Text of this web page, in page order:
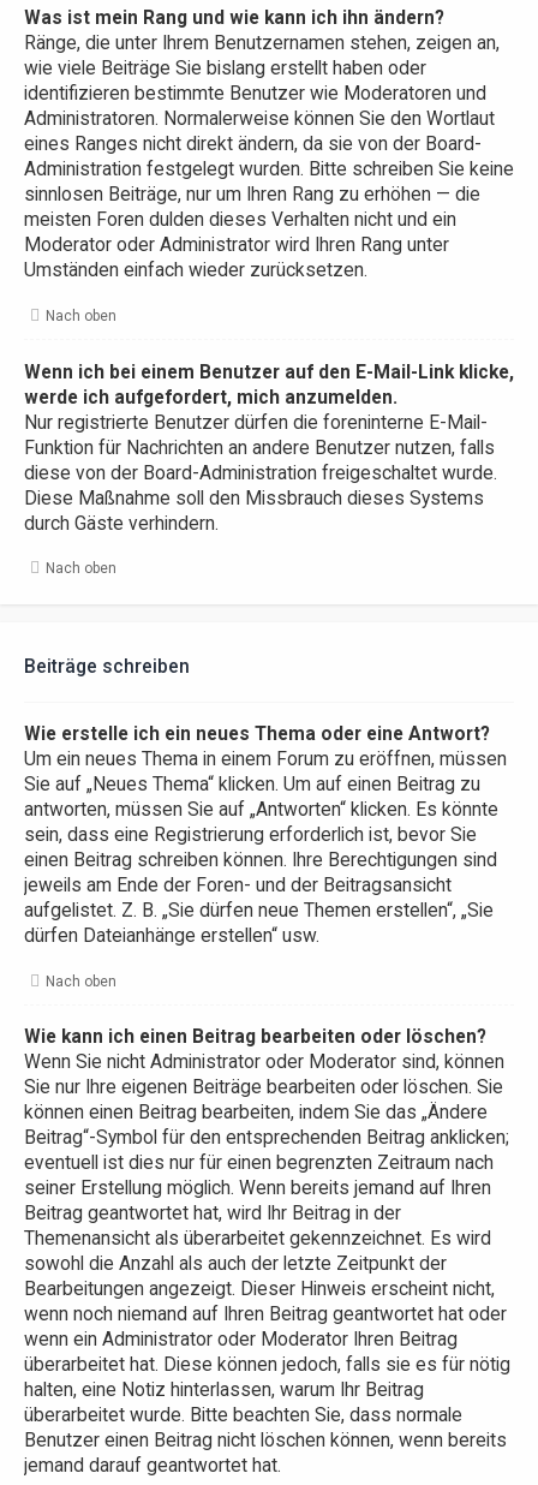
Was ist mein Rang und wie kann ich ihn ändern?
Ränge, die unter Ihrem Benutzernamen stehen, zeigen an,
wie viele Beiträge Sie bislang erstellt haben oder
identifizieren bestimmte Benutzer wie Moderatoren und
Administratoren. Normalerweise können Sie den Wortlaut
eines Ranges nicht direkt ändern, da sie von der Board-
Administration festgelegt wurden. Bitte schreiben Sie keine
sinnlosen Beiträge, nur um Ihren Rang zu erhöhen — die
meisten Foren dulden dieses Verhalten nicht und ein
Moderator oder Administrator wird Ihren Rang unter
Umständen einfach wieder zurücksetzen.
Nach oben
Wenn ich bei einem Benutzer auf den E-Mail-Link klicke,
werde ich aufgefordert, mich anzumelden.
Nur registrierte Benutzer dürfen die foreninterne E-Mail-
Funktion für Nachrichten an andere Benutzer nutzen, falls
diese von der Board-Administration freigeschaltet wurde.
Diese Maßnahme soll den Missbrauch dieses Systems
durch Gäste verhindern.
Nach oben
Beiträge schreiben
Wie erstelle ich ein neues Thema oder eine Antwort?
Um ein neues Thema in einem Forum zu eröffnen, müssen
Sie auf „Neues Thema“ klicken. Um auf einen Beitrag zu
antworten, müssen Sie auf „Antworten“ klicken. Es könnte
sein, dass eine Registrierung erforderlich ist, bevor Sie
einen Beitrag schreiben können. Ihre Berechtigungen sind
jeweils am Ende der Foren- und der Beitragsansicht
aufgelistet. Z. B. „Sie dürfen neue Themen erstellen“, „Sie
dürfen Dateianhänge erstellen“ usw.
Nach oben
Wie kann ich einen Beitrag bearbeiten oder löschen?
Wenn Sie nicht Administrator oder Moderator sind, können
Sie nur Ihre eigenen Beiträge bearbeiten oder löschen. Sie
können einen Beitrag bearbeiten, indem Sie das „Ändere
Beitrag“-Symbol für den entsprechenden Beitrag anklicken;
eventuell ist dies nur für einen begrenzten Zeitraum nach
seiner Erstellung möglich. Wenn bereits jemand auf Ihren
Beitrag geantwortet hat, wird Ihr Beitrag in der
Themenansicht als überarbeitet gekennzeichnet. Es wird
sowohl die Anzahl als auch der letzte Zeitpunkt der
Bearbeitungen angezeigt. Dieser Hinweis erscheint nicht,
wenn noch niemand auf Ihren Beitrag geantwortet hat oder
wenn ein Administrator oder Moderator Ihren Beitrag
überarbeitet hat. Diese können jedoch, falls sie es für nötig
halten, eine Notiz hinterlassen, warum Ihr Beitrag
überarbeitet wurde. Bitte beachten Sie, dass normale
Benutzer einen Beitrag nicht löschen können, wenn bereits
jemand darauf geantwortet hat.